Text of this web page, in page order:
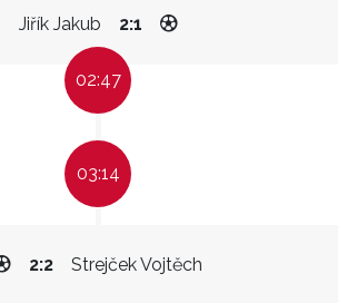
Jiřík Jakub 2:1
02:47
03:14
Strejček Vojtěch
2:2